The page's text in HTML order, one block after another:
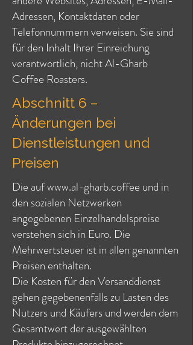
Adressen, Kontaktdaten oder
Telefonnummern verweisen. Sie sind
für den Inhalt Ihrer Einreichung
verantwortlich, nicht Al-Gharb
Coffee Roasters.
Abschnitt 6 –
Änderungen bei
Dienstleistungen und
Preisen
Die aufwww.al-gharb.coffee und in
den sozialen Netzwerken
angegebenen Einzelhandelspreise
verstehen sich in Euro. Die
Mehrwertsteuer ist in allen genannten
Preisen enthalten.
Die Kosten für den Versanddienst
gehen gegebenenfalls zu Lasten des
Nutzers und Käufers und werden dem
Gesamtwert der ausgewählten